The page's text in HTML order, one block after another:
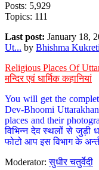
Posts: 5,929
Topics: 111
Last post: January 18,
Ut... by Bhishma Kukreti
Religious Places Of
मन्दिर एवं धार्मिक कहानियां
You will get the
Dev-Bhoomi
places and their
विभिन्न देव स्थलों से जुड़ी
फोटो आप इस विभाग के
Moderator:सुधीर चतुर्वेदी